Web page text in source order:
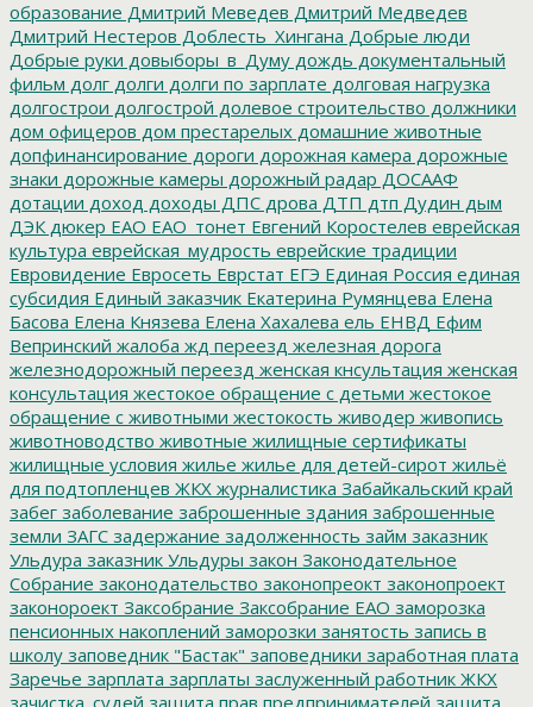
образование Дмитрий Меведев Дмитрий Медведев
Дмитрий Нестеров Доблесть_Хингана Добрые люди
Добрые руки довыборы_в_Думу дождь документальный
фильм долг долги долги по зарплате долговая нагрузка
долгострои долгострой долевое строительство должники
дом офицеров дом престарелых домашние животные
допфинансирование дороги дорожная камера дорожные
знаки дорожные камеры дорожный радар ДОСААФ
дотации доход доходы ДПС дрова ДТП дтп Дудин дым
ДЭК дюкер ЕАО ЕАО_тонет Евгений Коростелев еврейская
культура еврейская_мудрость еврейские традиции
Евровидение Евросеть Еврстат ЕГЭ Единая Россия единая
субсидия Единый заказчик Екатерина Румянцева Елена
Басова Елена Князева Елена Хахалева ель ЕНВД Ефим
Вепринский жалоба жд переезд железная дорога
железнодорожный переезд женская кнсультация женская
консультация жестокое обращение с детьми жестокое
обращение с животными жестокость живодер живопись
животноводство животные жилищные сертификаты
жилищные условия жилье жилье для детей-сирот жильё
для подтопленцев ЖКХ журналистика Забайкальский край
забег заболевание заброшенные здания заброшенные
земли ЗАГС задержание задолженность займ заказник
Ульдура заказник Ульдуры закон Законодательное
Собрание законодательство законопреокт законопроект
законороект Заксобрание Заксобрание ЕАО заморозка
пенсионных накоплений заморозки занятость запись в
школу заповедник "Бастак" заповедники заработная плата
Заречье зарплата зарплаты заслуженный работник ЖКХ
зачистка_судей защита прав предпринимателей защита